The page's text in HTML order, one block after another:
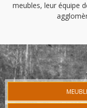
meubles, leur équipe